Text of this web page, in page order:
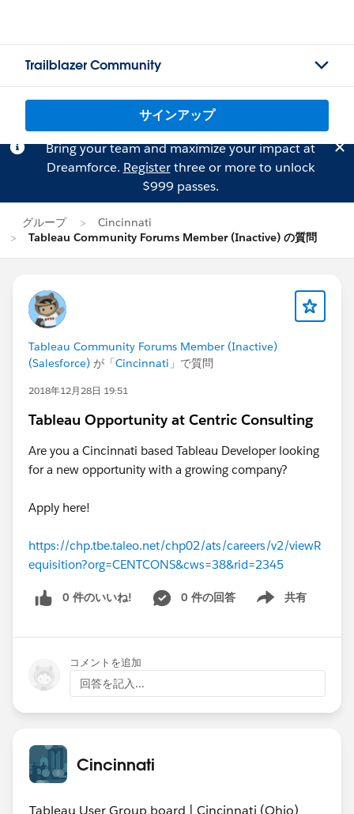
Trailblazer Community
サインアップ
Bring your team and maximize your impact at
Dreamforce. Registerthree or more to unlock
$999 passes.
グループ
Cincinnati
Tableau Community Forums Member (Inactive) の質問
Tableau Community Forums Member (Inactive)
(Salesforce) が「Cincinnati 」で質問
2018年12月28日 19:51
Tableau Opportunity at Centric Consulting
Are you a Cincinnati based Tableau Developer looking
for a new opportunity with a growing company?
Apply here!
https://chp.tbe.taleo.net/chp02/ats/careers/v2/viewR
equisition?org=CENTCONS&cws=38&rid=2345
0 件のいいね! 0 件の回答 共有
Show menu
コメントを追加
回答を記入...
Cincinnati
Tableau User Group board | Cincinnati (Ohio)